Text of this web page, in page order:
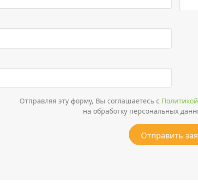
Отправляя эту форму, Вы соглашаетесь с
на обработку персональных
Отправить